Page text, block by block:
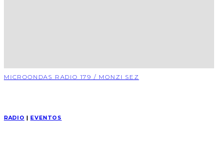
MICROONDAS RADIO 179 / MONZI SEZ
RADIO EVENTOS